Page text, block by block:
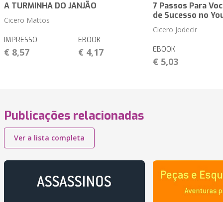
A TURMINHA DO JANJÃO
Cicero Mattos
IMPRESSO
€ 8,57
EBOOK
€ 4,17
7 Passos Para
de Sucesso no
Cicero Jodecir
EBOOK
€ 5,03
Publicações relacionadas
Ver a lista completa